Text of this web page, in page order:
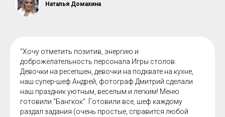
Наталья Домахина
"Хочу отметить позитив, энергию и
доброжелательность персонала Игры столов.
Девочки на ресепшен, девочки на подхвате на кухне,
наш супер-шеф Андрей, фотограф Дмитрий сделали
наш праздник уютным, веселым и легким! Меню
готовили "Бангкок". Готовили все, шеф каждому
раздал задания (очень простые, справится любой